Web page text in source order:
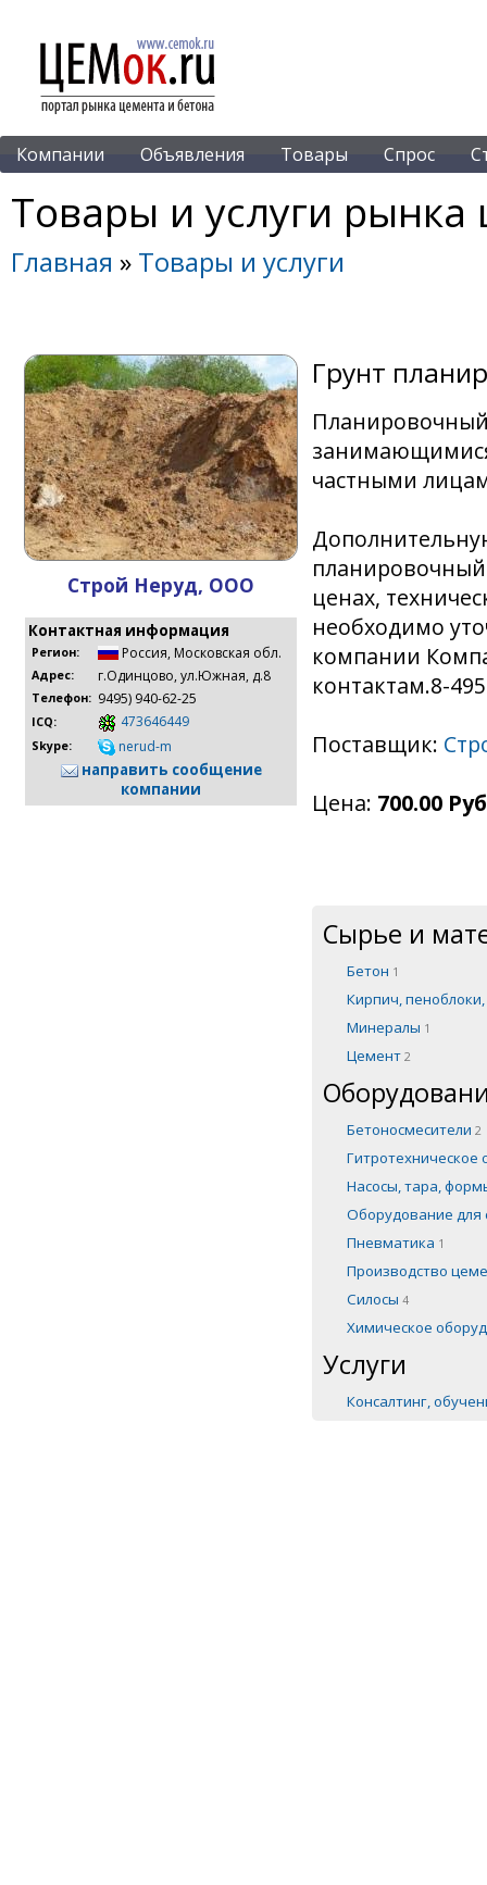
Компании Объявления Товары Спрос
Товары и услуги рынка
Главная » Товары и услуги
Строй Неруд, ООО
Контактная информация
Регион: Россия, Московская обл.
Адрес: г.Одинцово, ул.Южная, д.8
Телефон: 9495) 940-62-25
ICQ: 473646449
Skype: nerud-m
направить сообщение
компании
Грунт
частными
ценах,
необходимо
компании
контактам.8-
Поставщик:
Цена: 700.00
Сырье и
Бетон 1
Кирпич,
Минералы 1
Цемент 2
Бетоносмесители 2
Насосы, тара,
Оборудование для
Пневматика 1
Производство
Силосы 4
Химическое
Услуги
Консалтинг,